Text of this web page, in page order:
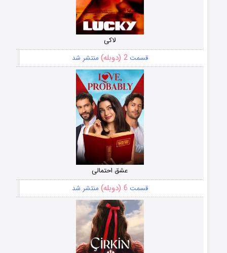
لاکی
قسمت2 (دوبله) منتشر شد
عشق احتمالی
قسمت 6 (دوبله) منتشر شد